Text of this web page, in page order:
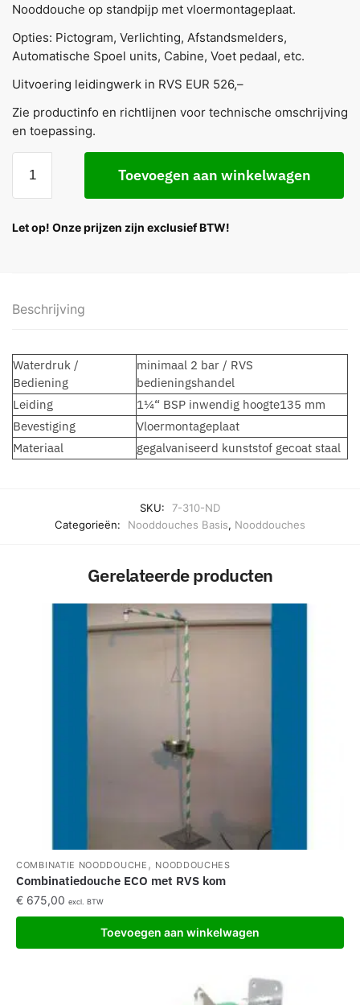
Nooddouche op standpijp met vloermontageplaat.
Opties: Pictogram, Verlichting, Afstandsmelders,
Automatische Spoel units, Cabine, Voet pedaal, etc.
Uitvoering leidingwerk in RVS EUR 526,–
Zie productinfo en richtlijnen voor technische omschrijving
en toepassing.
Toevoegen aan winkelwagen
Let op! Onze prijzen zijn exclusief BTW!
Beschrijving
Waterdruk /
Bediening
minimaal 2 bar / RVS
bedieningshandel
Leiding
1¼“ BSP inwendig hoogte135 mm
Bevestiging
Vloermontageplaat
Materiaal
gegalvaniseerd kunststof gecoat staal
SKU:
7-310-ND
Categorieën:
Nooddouches Basis, Nooddouches
Gerelateerde producten
COMBINATIE NOODDOUCHE , NOODDOUCHES
Combinatiedouche ECO met RVS kom
€ 675,00 excl. BTW
Toevoegen aan winkelwagen